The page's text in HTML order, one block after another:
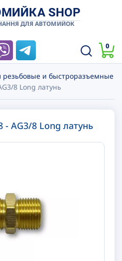
SHOP
ДЛЯ АВТОМИЙОК
0
резьбовые и быстроразъемные
8 Long латунь
- AG3/8 Long латунь